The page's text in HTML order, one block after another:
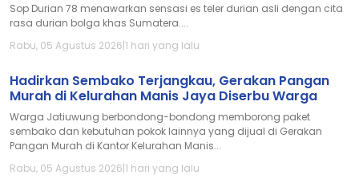
Sop Durian 78 menawarkan sensasi es teler durian asli dengan cita
rasa durian bolga khas Sumatera....
Rabu, 05 Agustus 2026|1 hari yang lalu
Hadirkan Sembako Terjangkau, Gerakan Pangan
Murah di Kelurahan Manis Jaya Diserbu Warga
Warga Jatiuwung berbondong-bondong memborong paket
sembako dan kebutuhan pokok lainnya yang dijual di Gerakan
Pangan Murah di Kantor Kelurahan Manis...
Rabu, 05 Agustus 2026|1 hari yang lalu